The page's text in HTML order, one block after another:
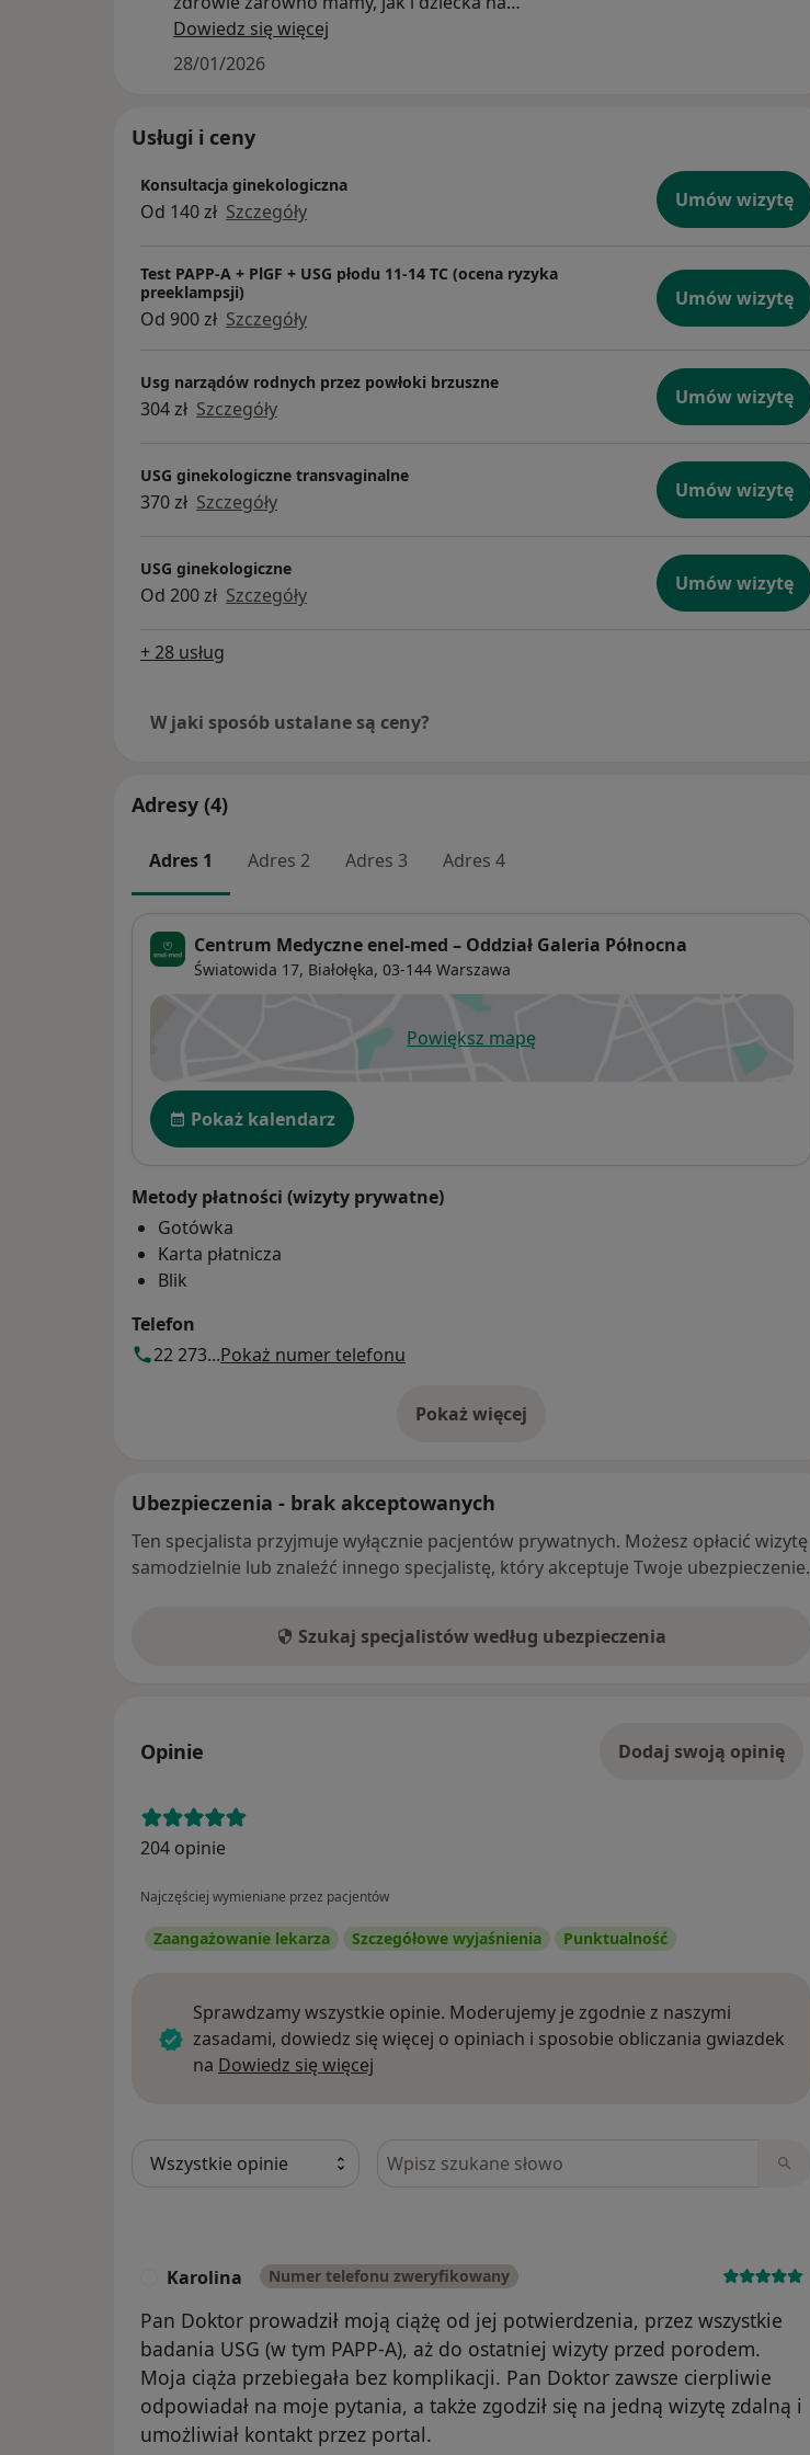
każdym etapie ciąży.
Dowiedz się więcej
28/01/2026
Usługi i ceny
Konsultacja ginekologiczna
Od 140 zł Szczegóły Umów wizytę
Test PAPP-A + PlGF + USG płodu 11-14 TC (ocena ryzyka
preeklampsji)
Od 900 zł Szczegóły
Umów wizytę
Usg narządów rodnych przez powłoki brzuszne
304 zł Szczegóły Umów wizytę
USG ginekologiczne transvaginalne
370 zł Szczegóły Umów wizytę
USG ginekologiczne
Od 200 zł Szczegóły Umów wizytę
+ 28 usług
W jaki sposób ustalane są ceny?
Adresy (4)
Adres 1 Adres 2 Adres 3 Adres 4
Centrum Medyczne enel-med – Oddział Galeria Północna
Światowida 17, Białołęka, 03-144 Warszawa
Powiększ mapęotwiera się w nowej karcie
Dostępność
Pokaż kalendarz
Metody płatności (wizyty prywatne)
Gotówka
Karta płatnicza
Blik
Telefon
22 273...Pokaż numer telefonu
Pokaż więcej
o adresie
Ubezpieczenia - brak akceptowanych
Ten specjalista przyjmuje wyłącznie pacjentów prywatnych. Możesz opłacić wizytę
samodzielnie lub znaleźć innego specjalistę, który akceptuje Twoje ubezpieczenie.
Szukaj specjalistów według ubezpieczenia
Opinie Dodaj swoją opinię
204 opinie
Najczęściej wymieniane przez pacjentów
Zaangażowanie lekarza Szczegółowe wyjaśnienia Punktualność
Sprawdzamy wszystkie opinie. Moderujemy je zgodnie z naszymi
zasadami, dowiedz się więcej o opiniach i sposobie obliczania gwiazdek
na Dowiedz się więcej
Szukaj w opiniach
Karolina Numer telefonu zweryfikowany
Pan Doktor prowadził moją ciążę od jej potwierdzenia, przez wszystkie
badania USG (w tym PAPP-A), aż do ostatniej wizyty przed porodem.
Moja ciąża przebiegała bez komplikacji. Pan Doktor zawsze cierpliwie
odpowiadał na moje pytania, a także zgodził się na jedną wizytę zdalną i
umożliwiał kontakt przez portal.